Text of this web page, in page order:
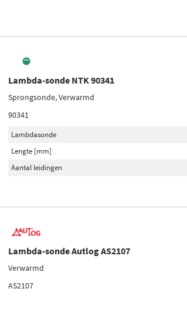
Lambda-sonde NTK 90341
Sprongsonde, Verwarmd
90341
Lambdasonde
Lengte [mm]
Aantal leidingen
Lambda-sonde Autlog AS2107
Verwarmd
AS2107